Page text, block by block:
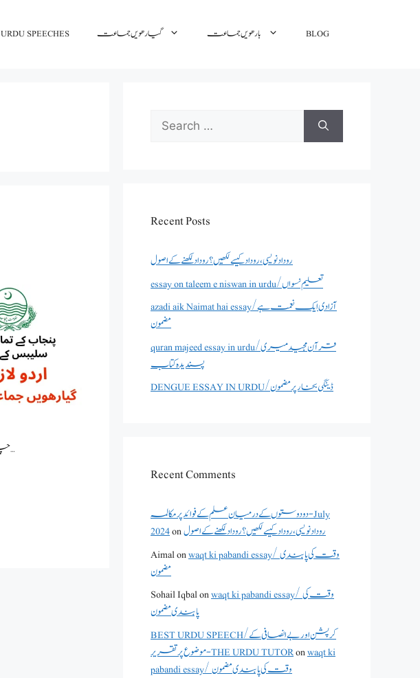
URDU SPEECHES گیارھویں جماعت بارھویں جماعت BLOG
چراغ کی لَو سبق کا خلاصہ ہاجرہ مسرور کے افسانوی مجموعے “سب افسانے میرے” سے لیا گیا ہے۔ہاجرہ مسرور کے …
Search
for:
Recent Posts
روداد نویسی ،روداد کیسے لکھیں؟ روداد لکھنے کے اصول
essay on taleem e niswan in urdu/تعلیم نسواں
azadi aik Naimat hai essay/آزادی ایک نعمت ہے
مضمون
quran majeed essay in urdu/قرآن مجید میری
پسندیدہ کتاب
DENGUE ESSAY IN URDU/ڈینگی بخار پر مضمون
Recent Comments
دو دوستوں کے درمیان علم کے فوائد پر مکالمہ - July
2024onروداد نویسی ،روداد کیسے لکھیں؟ روداد لکھنے کے اصول
Aimalonwaqt ki pabandi essay/ وقت کی پابندی
مضمون
Sohail Iqbalonwaqt ki pabandi essay/ وقت کی
پابندی مضمون
BEST URDU SPEECH/کرپشن اور بے انصافی کے
موضوع پر تقریر - THE URDU TUTORonwaqt ki
pabandi essay/ وقت کی پابندی مضمون